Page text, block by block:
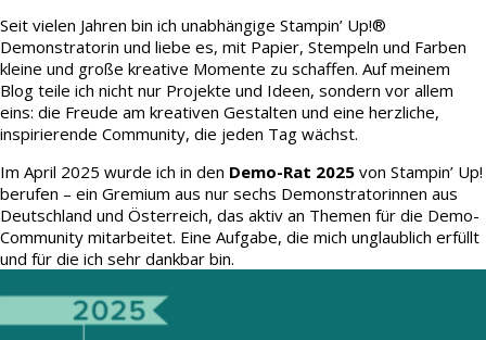
Seit vielen Jahren bin ich unabhängige Stampin’ Up!®
Demonstratorin und liebe es, mit Papier, Stempeln und Farben
kleine und große kreative Momente zu schaffen. Auf meinem
Blog teile ich nicht nur Projekte und Ideen, sondern vor allem
eins: die Freude am kreativen Gestalten und eine herzliche,
inspirierende Community, die jeden Tag wächst.
Im April 2025 wurde ich in den Demo-Rat 2025 von Stampin’ Up!
berufen – ein Gremium aus nur sechs Demonstratorinnen aus
Deutschland und Österreich, das aktiv an Themen für die Demo-
Community mitarbeitet. Eine Aufgabe, die mich unglaublich erfüllt
und für die ich sehr dankbar bin.